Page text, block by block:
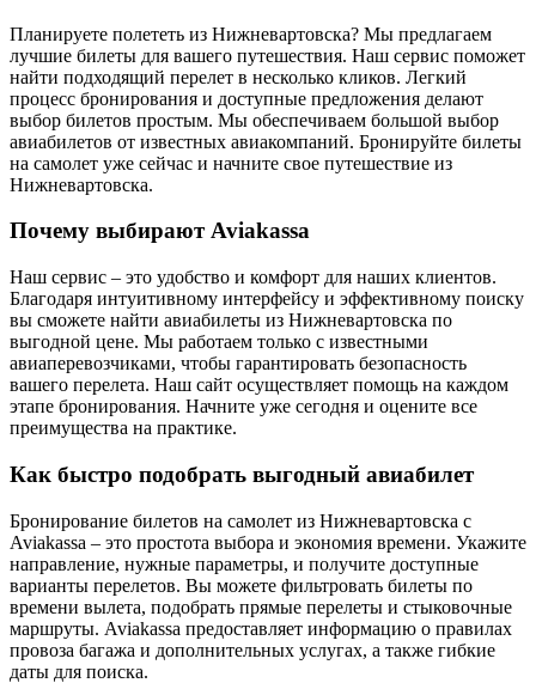
Планируете полететь из Нижневартовска? Мы предлагаем
лучшие билеты для вашего путешествия. Наш сервис поможет
найти подходящий перелет в несколько кликов. Легкий
процесс бронирования и доступные предложения делают
выбор билетов простым. Мы обеспечиваем большой выбор
авиабилетов от известных авиакомпаний. Бронируйте билеты
на самолет уже сейчас и начните свое путешествие из
Нижневартовска.
Почему выбирают Aviakassa
Наш сервис – это удобство и комфорт для наших клиентов.
Благодаря интуитивному интерфейсу и эффективному поиску
вы сможете найти авиабилеты из Нижневартовска по
выгодной цене. Мы работаем только с известными
авиаперевозчиками, чтобы гарантировать безопасность
вашего перелета. Наш сайт осуществляет помощь на каждом
этапе бронирования. Начните уже сегодня и оцените все
преимущества на практике.
Как быстро подобрать выгодный авиабилет
Бронирование билетов на самолет из Нижневартовска с
Aviakassa – это простота выбора и экономия времени. Укажите
направление, нужные параметры, и получите доступные
варианты перелетов. Вы можете фильтровать билеты по
времени вылета, подобрать прямые перелеты и стыковочные
маршруты. Aviakassa предоставляет информацию о правилах
провоза багажа и дополнительных услугах, а также гибкие
даты для поиска.